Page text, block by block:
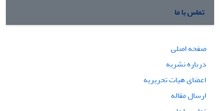
تماس با ما
صفحه اصلی
درباره نشریه
اعضای هیات تحریریه
ارسال مقاله